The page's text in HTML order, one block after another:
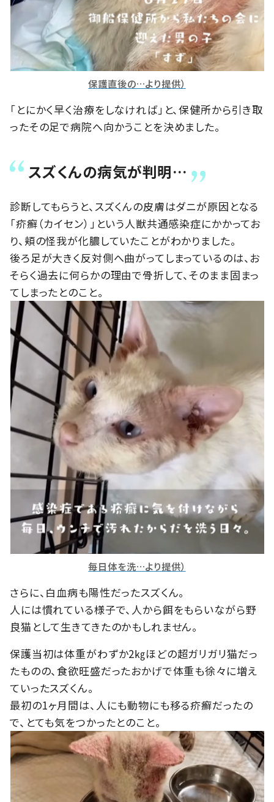
保護直後の…より提供）
「とにかく早く治療をしなければ」と、保健所から引き取
ったその足で病院へ向かうことを決めました。
スズくんの病気が判明…
診断してもらうと、スズくんの皮膚はダニが原因となる
「疥癬（カイセン）」という人獣共通感染症にかかってお
り、頬の怪我が化膿していたことがわかりました。
後ろ足が大きく反対側へ曲がってしまっているのは、お
そらく過去に何らかの理由で骨折して、そのまま固まっ
てしまったとのこと。
毎日体を洗…より提供）
さらに、白血病も陽性だったスズくん。
人には慣れている様子で、人から餌をもらいながら野
良猫として生きてきたのかもしれません。
保護当初は体重がわずか2㎏ほどの超ガリガリ猫だっ
たものの、食欲旺盛だったおかげで体重も徐々に増え
ていったスズくん。
最初の1ヶ月間は、人にも動物にも移る疥癬だったの
で、とても気をつかったとのこと。